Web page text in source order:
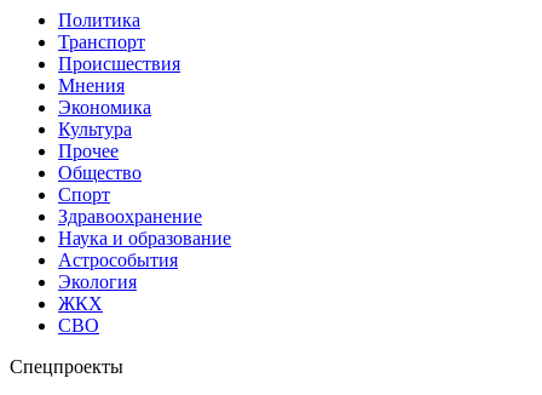
Политика
Транспорт
Происшествия
Мнения
Экономика
Культура
Прочее
Общество
Спорт
Здравоохранение
Наука и образование
Астрособытия
Экология
ЖКХ
СВО
Спецпроекты